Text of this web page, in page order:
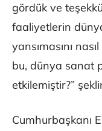
gördük ve
faaliyetlerin
yansımasını
bu, dünya sanat
etkilemiştir?”
Cumhurbaşkanı